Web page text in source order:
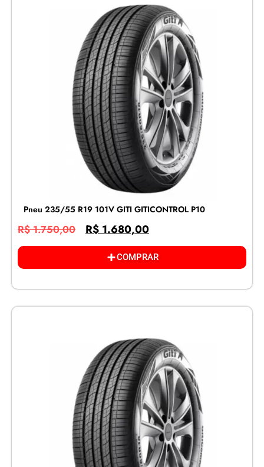
Pneu 235/55 R19 101V GITI GITICONTROL P10
R$1.750,00 R$ 1.680,00
COMPRAR